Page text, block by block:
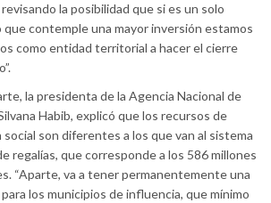
la posibilidad que si es un solo
contemple una mayor inversión estamos
como entidad territorial a hacer el cierre
la presidenta de la Agencia Nacional de
Habib, explicó que los recursos de
social son diferentes a los que van al sistema
regalías, que corresponde a los 586 millones
“Aparte, va a tener permanentemente una
para los municipios de influencia, que mínimo